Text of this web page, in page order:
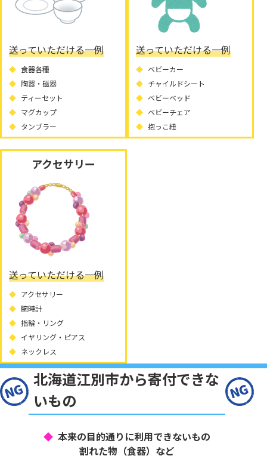
送っていただける一例
食器各種
陶器・磁器
ティーセット
マグカップ
タンブラー
送っていただける一例
ベビーカー
チャイルドシート
ベビーベッド
ベビーチェア
抱っこ紐
アクセサリー
送っていただける一例
アクセサリー
腕時計
指輪・リング
イヤリング・ピアス
ネックレス
北海道江別市から寄付できな
いもの
本来の目的通りに利用できないもの
割れた物（食器）など